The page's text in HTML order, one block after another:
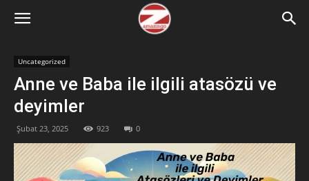
Uncategorized
Anne ve Baba ile ilgili atasözü ve
deyimler
Şubat 23, 2025 923 0